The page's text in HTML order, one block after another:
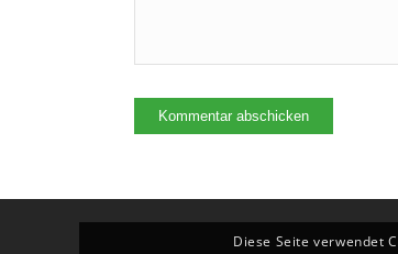
Diese Seite verwendet